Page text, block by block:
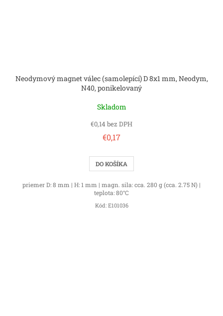
Neodymový magnet válec (samolepící) D 8x1 mm, Neodym,
N40, ponikelovaný
Skladom
€0,14 bez DPH
€0,17
DO KOŠÍKA
priemer D: 8 mm | H: 1 mm | magn. sila: cca. 280 g (cca. 2.75 N) |
teplota: 80°C
Kód: E101036